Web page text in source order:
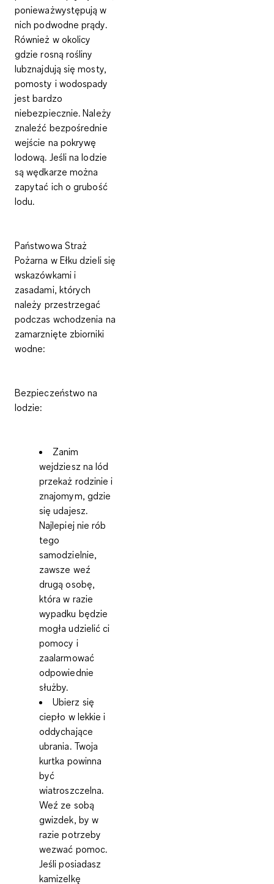
ponieważwystępują w
nich podwodne prądy.
Również w okolicy
gdzie rosną rośliny
lubznajdują się mosty,
pomosty i wodospady
jest bardzo
niebezpiecznie. Należy
znaleźć bezpośrednie
wejście na pokrywę
lodową. Jeśli na lodzie
są wędkarze można
zapytać ich o grubość
lodu.
Państwowa Straż
Pożarna w Ełku dzieli się
wskazówkami i
zasadami, których
należy przestrzegać
podczas wchodzenia na
zamarznięte zbiorniki
wodne:
Bezpieczeństwo na
lodzie:
Zanim
wejdziesz na lód
przekaż rodzinie i
znajomym, gdzie
się udajesz.
Najlepiej nie rób
tego
samodzielnie,
zawsze weź
drugą osobę,
która w razie
wypadku będzie
mogła udzielić ci
pomocy i
zaalarmować
odpowiednie
służby.
Ubierz się
ciepło w lekkie i
oddychające
ubrania. Twoja
kurtka powinna
być
wiatroszczelna.
Weź ze sobą
gwizdek, by w
razie potrzeby
wezwać pomoc.
Jeśli posiadasz
kamizelkę